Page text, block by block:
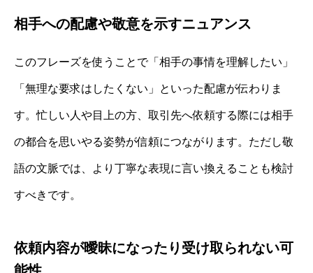
相手への配慮や敬意を示すニュアンス
このフレーズを使うことで「相手の事情を理解したい」
「無理な要求はしたくない」といった配慮が伝わりま
す。忙しい人や目上の方、取引先へ依頼する際には相手
の都合を思いやる姿勢が信頼につながります。ただし敬
語の文脈では、より丁寧な表現に言い換えることも検討
すべきです。
依頼内容が曖昧になったり受け取られない可
能性